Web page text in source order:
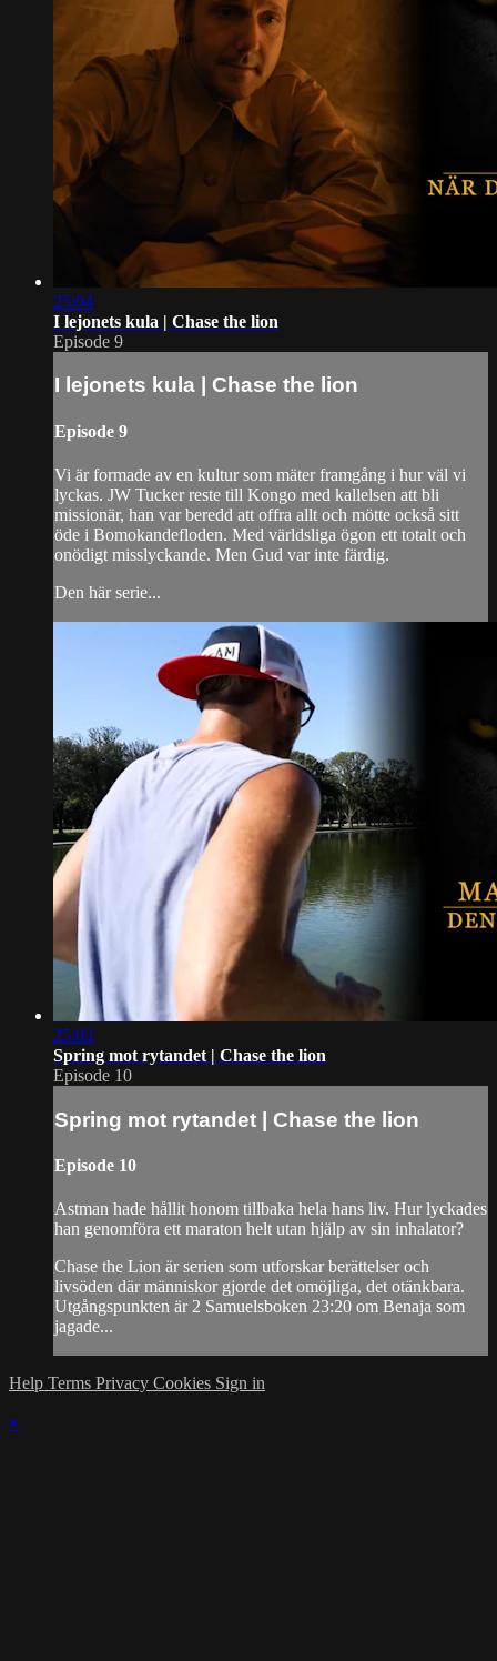
25:04
I lejonets kula | Chase the lion
Episode 9
I lejonets kula | Chase the lion
Episode 9
Vi är formade av en kultur som mäter framgång i hur väl vi
lyckas. JW Tucker reste till Kongo med kallelsen att bli
missionär, han var beredd att offra allt och mötte också sitt
öde i Bomokandefloden. Med världsliga ögon ett totalt och
onödigt misslyckande. Men Gud var inte färdig.
Den här serie...
25:03
Spring mot rytandet | Chase the lion
Episode 10
Spring mot rytandet | Chase the lion
Episode 10
Astman hade hållit honom tillbaka hela hans liv. Hur lyckades
han genomföra ett maraton helt utan hjälp av sin inhalator?
Chase the Lion är serien som utforskar berättelser och
livsöden där människor gjorde det omöjliga, det otänkbara.
Utgångspunkten är 2 Samuelsboken 23:20 om Benaja som
jagade...
Help Terms Privacy Cookies Sign in
×